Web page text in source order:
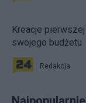
Kreacje
swojego budżetu
Redakcja